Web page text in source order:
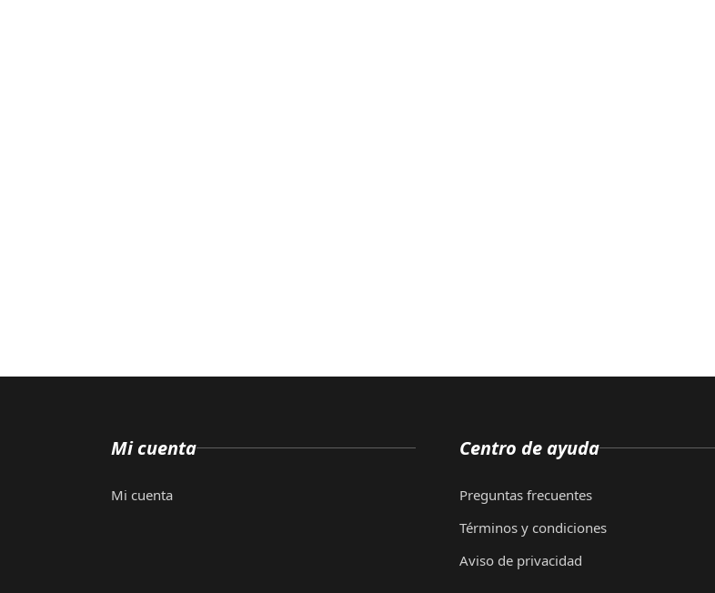
Mi cuenta
Mi cuenta
Centro de ayuda
Preguntas frecuentes
Términos y condiciones
Aviso de privacidad